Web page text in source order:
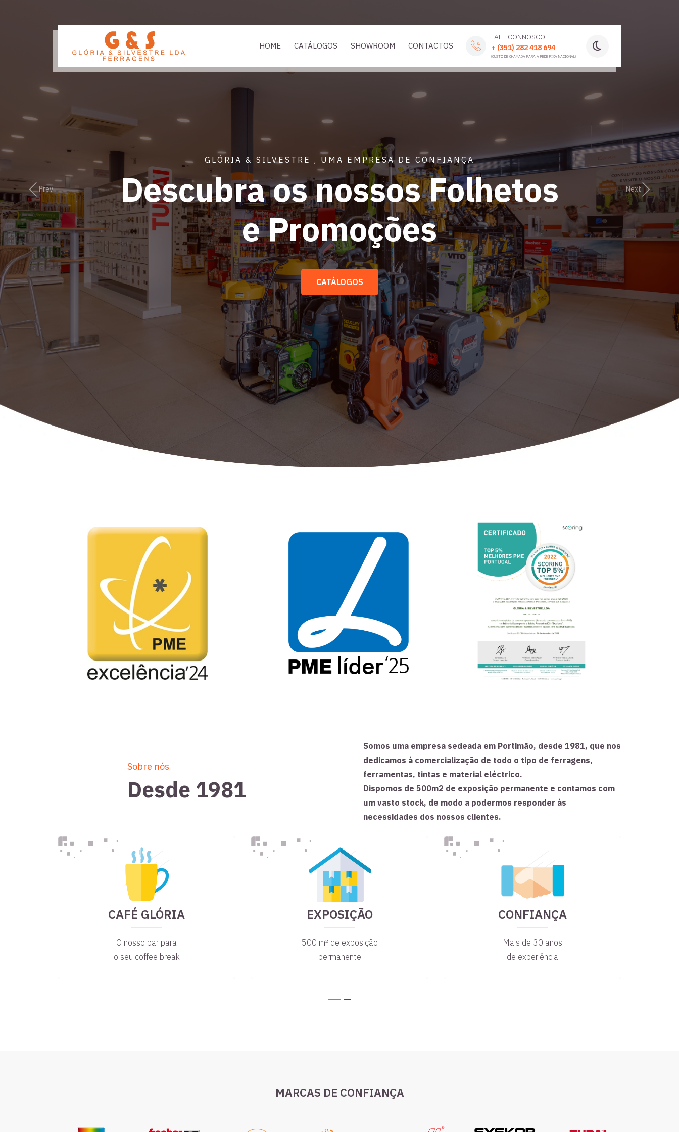
HOME CATÁLOGOS SHOWROOM CONTACTOS
FALE CONNOSCO
+ (351) 282 418 694
(CUSTO DE CHAMADA PARA A REDE FIXA NACIONAL)
GLÓRIA & SILVESTRE , UMA EMPRESA DE CONFIANÇA
Descubra os nossos Folhetos
e Promoções
CATÁLOGOS
Sobre nós
Desde 1981
Somos uma empresa sedeada em Portimão, desde 1981, que nos
dedicamos à comercialização de todo o tipo de ferragens,
ferramentas, tintas e material eléctrico.
Dispomos de 500m2 de exposição permanente e contamos com
um vasto stock, de modo a podermos responder às
necessidades dos nossos clientes.
CAFÉ GLÓRIA
O nosso bar para
o seu coffee break
EXPOSIÇÃO
500 m² de exposição
permanente
CONFIANÇA
Mais de 30 anos
de experiência
MARCAS DE CONFIANÇA